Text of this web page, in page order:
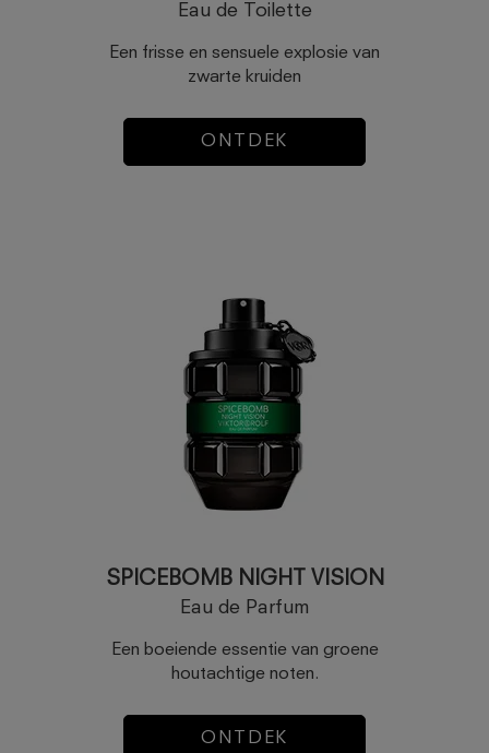
Eau de Toilette
Een frisse en sensuele explosie van
zwarte kruiden
ONTDEK
SPICEBOMB NIGHT VISION
Eau de Parfum
Een boeiende essentie van groene
houtachtige noten.
ONTDEK